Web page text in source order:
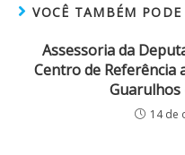
VOCÊ TAMBÉM PODE
Assessoria da
Centro de Referência
Guarulhos
14 de